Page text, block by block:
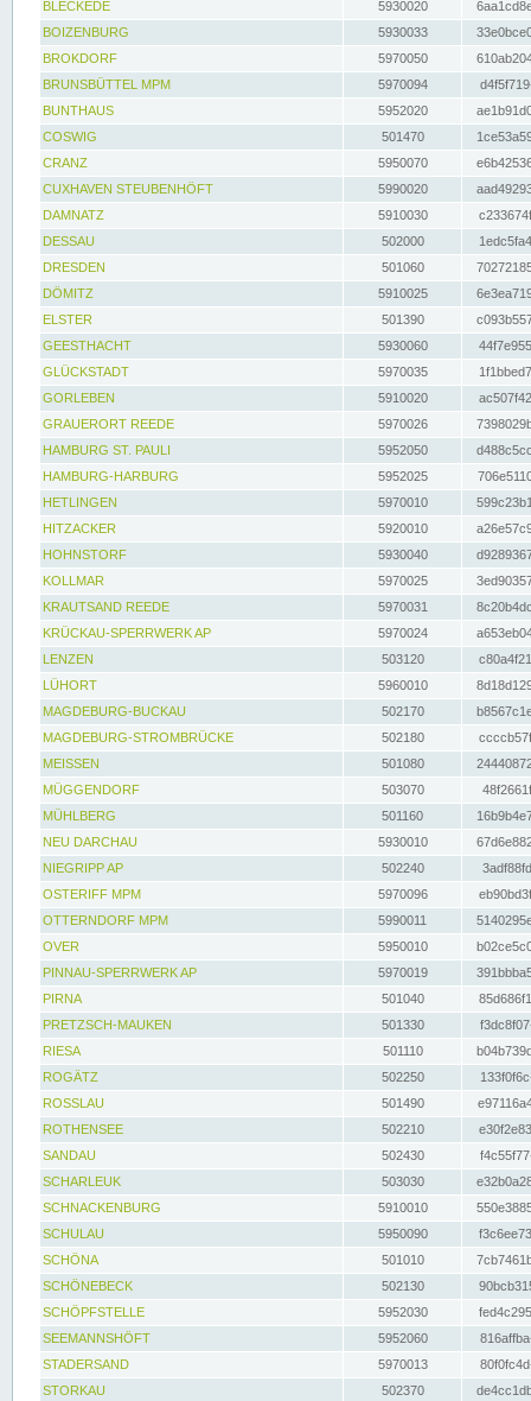
BLECKEDE
5930020
BOIZENBURG
5930033
BROKDORF
5970050
BRUNSBÜTTEL MPM
5970094
BUNTHAUS
5952020
COSWIG
501470
CRANZ
5950070
CUXHAVEN STEUBENHÖFT
5990020
DAMNATZ
5910030
DESSAU
502000
DRESDEN
501060
DÖMITZ
5910025
ELSTER
501390
GEESTHACHT
5930060
GLÜCKSTADT
5970035
GORLEBEN
5910020
GRAUERORT REEDE
5970026
HAMBURG ST. PAULI
5952050
HAMBURG-HARBURG
5952025
HETLINGEN
5970010
HITZACKER
5920010
HOHNSTORF
5930040
KOLLMAR
5970025
KRAUTSAND REEDE
5970031
KRÜCKAU-SPERRWERK AP
5970024
LENZEN
503120
LÜHORT
5960010
MAGDEBURG-BUCKAU
502170
MAGDEBURG-STROMBRÜCKE
502180
MEISSEN
501080
MÜGGENDORF
503070
MÜHLBERG
501160
NEU DARCHAU
5930010
NIEGRIPP AP
502240
OSTERIFF MPM
5970096
OTTERNDORF MPM
5990011
OVER
5950010
PINNAU-SPERRWERK AP
5970019
PIRNA
501040
PRETZSCH-MAUKEN
501330
RIESA
501110
ROGÄTZ
502250
ROSSLAU
501490
ROTHENSEE
502210
SANDAU
502430
SCHARLEUK
503030
SCHNACKENBURG
5910010
SCHULAU
5950090
SCHÖNA
501010
SCHÖNEBECK
502130
SCHÖPFSTELLE
5952030
SEEMANNSHÖFT
5952060
STADERSAND
5970013
STORKAU
502370